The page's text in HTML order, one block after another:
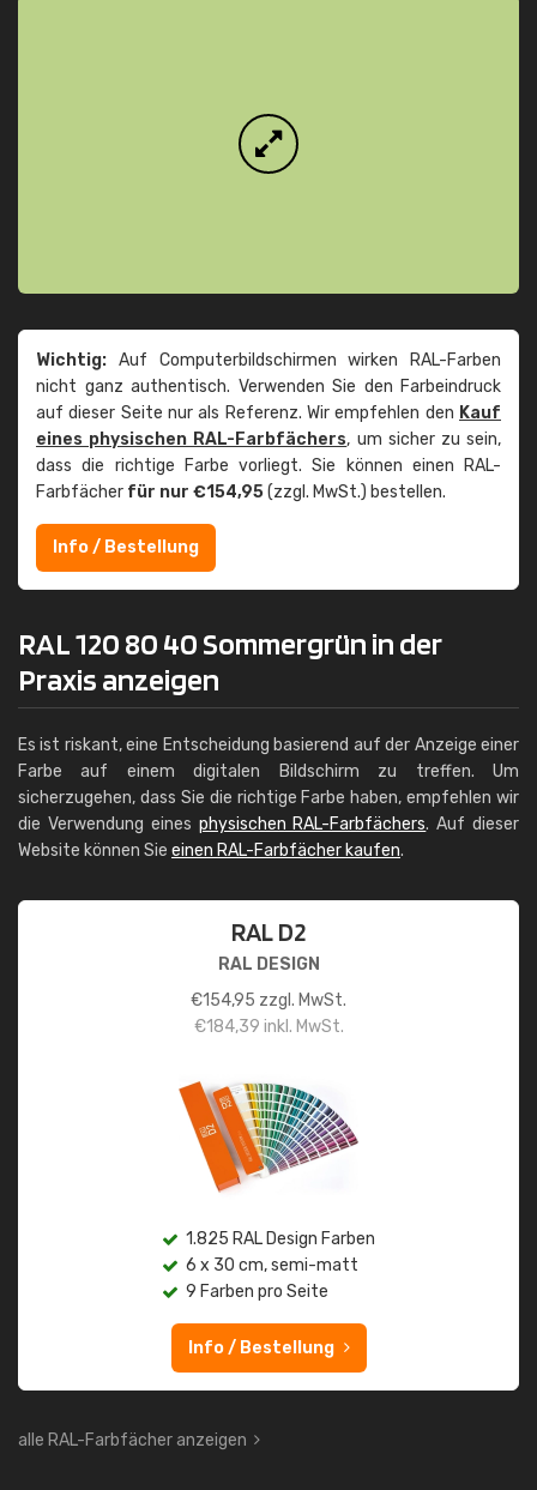
Wichtig: Auf Computerbildschirmen wirken RAL-Farben
nicht ganz authentisch. Verwenden Sie den Farbeindruck
auf dieser Seite nur als Referenz. Wir empfehlen den Kauf
eines physischen RAL-Farbfächers, um sicher zu sein,
dass die richtige Farbe vorliegt. Sie können einen RAL-
Farbfächer für nur €154,95(zzgl. MwSt.) bestellen.
Info / Bestellung
RAL 120 80 40 Sommergrün in der
Praxis anzeigen
Es ist riskant, eine Entscheidung basierend auf der Anzeige einer
Farbe auf einem digitalen Bildschirm zu treffen. Um
sicherzugehen, dass Sie die richtige Farbe haben, empfehlen wir
die Verwendung eines physischen RAL-Farbfächers. Auf dieser
Website können Sie einen RAL-Farbfächer kaufen.
RAL D2
RAL DESIGN
€154,95 zzgl. MwSt.
€184,39 inkl. MwSt.
1.825 RAL Design Farben
6 x 30 cm, semi-matt
9 Farben pro Seite
Info / Bestellung
alle RAL-Farbfächer anzeigen